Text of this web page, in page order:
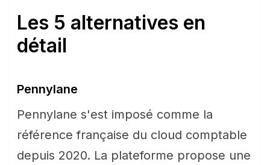
Les 5 alternatives en
détail
Pennylane
Pennylane s'est imposé comme la
référence française du cloud comptable
depuis 2020. La plateforme propose une